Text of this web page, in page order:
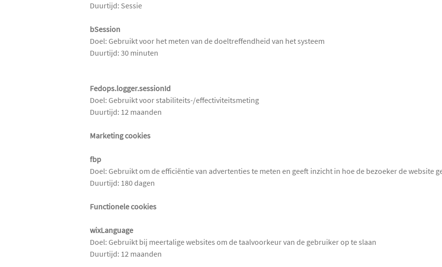
Duurtijd: Sessie
bSession
Doel: Gebruikt voor het meten van de doeltreffendheid van het systeem
Duurtijd: 30 minuten
Fedops.logger.sessionId
Doel: Gebruikt voor stabiliteits-/effectiviteitsmeting
Duurtijd: 12 maanden
Marketing cookies
fbp
Doel: Gebruikt om de efficiëntie van advertenties te meten en geeft inzicht in hoe de bezoeker de website
Duurtijd: 180 dagen
Functionele cookies
wixLanguage
Doel: Gebruikt bij meertalige websites om de taalvoorkeur van de gebruiker op te slaan
Duurtijd: 12 maanden